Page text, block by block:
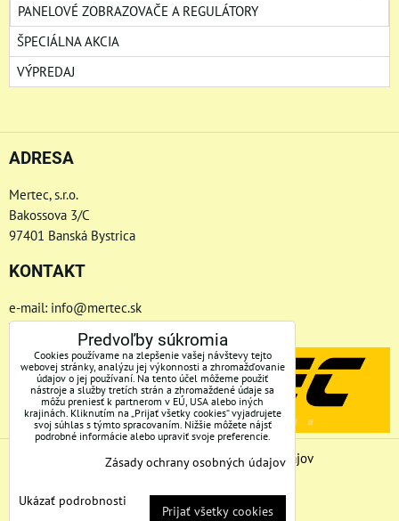
PANELOVÉ ZOBRAZOVAČE A REGULÁTORY
ŠPECIÁLNA AKCIA
VÝPREDAJ
ADRESA
Mertec, s.r.o.
Bakossova 3/C
97401 Banská Bystrica
KONTAKT
e-mail: info@mertec.sk
Telefón: +421 48-4800 791
Predvoľby súkromia
Zásady ochrany osobných údajov
Predvoľby súkromia
Cookies používame na zlepšenie vašej návštevy tejto
webovej stránky, analýzu jej výkonnosti a zhromažďovanie
údajov o jej používaní. Na tento účel môžeme použiť
nástroje a služby tretích strán a zhromaždené údaje sa
môžu preniesť k partnerom v EÚ, USA alebo iných
krajinách. Kliknutím na „Prijať všetky cookies“ vyjadrujete
svoj súhlas s týmto spracovaním. Nižšie môžete nájsť
podrobné informácie alebo upraviť svoje preferencie.
Zásady ochrany osobných údajov
Ukázať podrobnosti
Prijať všetky cookies